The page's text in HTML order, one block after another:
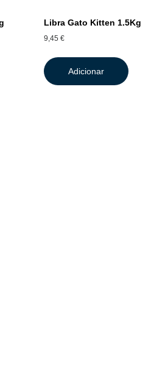
Libra Gato Kitten 1.5Kg
9,45 €
Adicionar